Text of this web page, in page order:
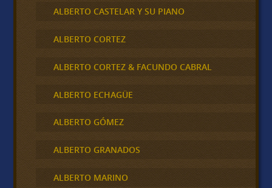
ALBERTO CASTELAR Y SU PIANO
ALBERTO CORTEZ
ALBERTO CORTEZ & FACUNDO CABRAL
ALBERTO ECHAGÜE
ALBERTO GÓMEZ
ALBERTO GRANADOS
ALBERTO MARINO